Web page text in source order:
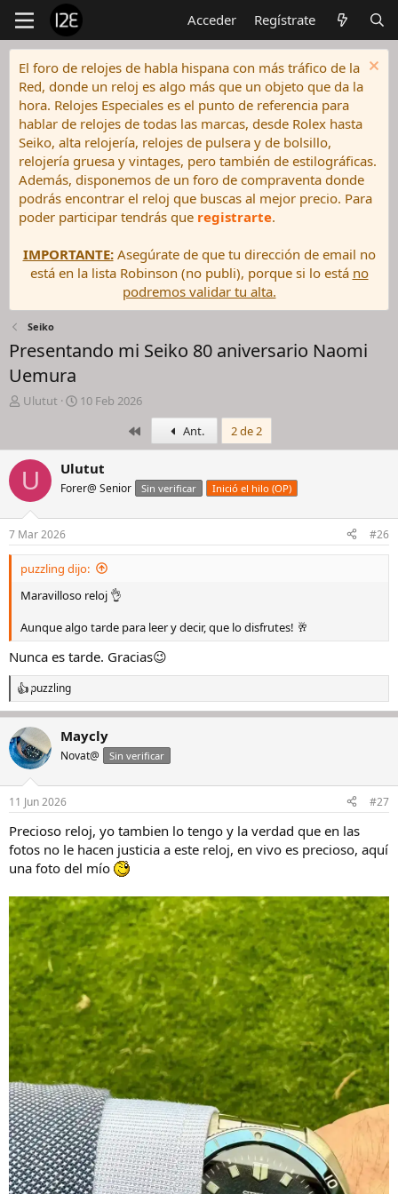
Acceder Regístrate
El foro de relojes de habla hispana con más tráfico de la
Red, donde un reloj es algo más que un objeto que da la
hora. Relojes Especiales es el punto de referencia para
hablar de relojes de todas las marcas, desde Rolex hasta
Seiko, alta relojería, relojes de pulsera y de bolsillo,
relojería gruesa y vintages, pero también de estilográficas.
Además, disponemos de un foro de compraventa donde
podrás encontrar el reloj que buscas al mejor precio. Para
poder participar tendrás que registrarte.
IMPORTANTE:Asegúrate de que tu dirección de email no
está en la lista Robinson (no publi), porque si lo está no
podremos validar tu alta.
Seiko
Presentando mi Seiko 80 aniversario Naomi
Uemura
I
c
i
o
r
d
e
l
h
l
o
Ulutut
F
h
a
e
i
c
i
o
10 Feb 2026
PrimeroAnt. 2 de 2
U Ulutut
Forer@ Senior Sin verificar Inició el hilo (OP)
7 Mar 2026 #26
puzzling dijo:
Maravilloso reloj 👌
Aunque algo tarde para leer y decir, que lo disfrutes! 🥂
Nunca es tarde. Gracias😉
R
e
c
c
i
e
:
puzzling
Maycly
Novat@ Sin verificar
11 Jun 2026 #27
Precioso reloj, yo tambien lo tengo y la verdad que en las
fotos no le hacen justicia a este reloj, en vivo es precioso, aquí
una foto del mío